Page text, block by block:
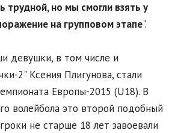
трудной, но мы смогли взять у
на групповом этапе".
девушки, в том числе и
2" Ксения Плигунова, стали
Европы-2015 (U18). В
волейбола это второй подобный
не старше 18 лет завоевали